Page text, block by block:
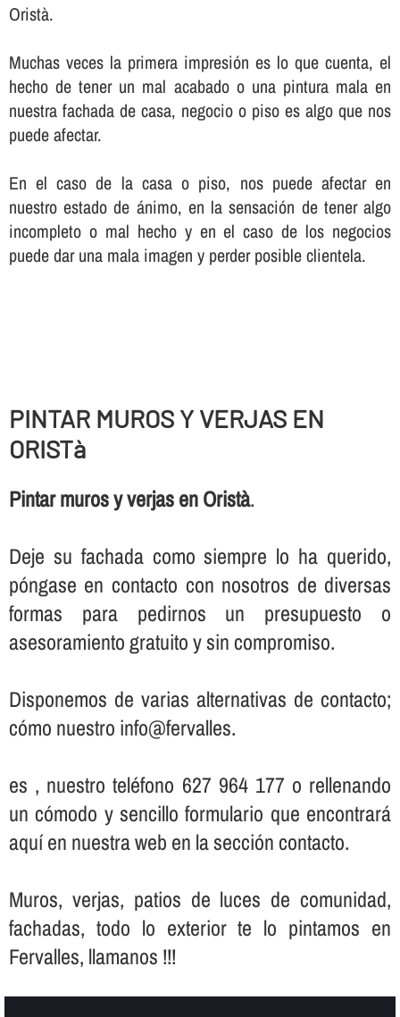
Oristà.
Muchas veces la primera impresión es lo que cuenta, el
hecho de tener un mal acabado o una pintura mala en
nuestra fachada de casa, negocio o piso es algo que nos
puede afectar.
En el caso de la casa o piso, nos puede afectar en
nuestro estado de ánimo, en la sensación de tener algo
incompleto o mal hecho y en el caso de los negocios
puede dar una mala imagen y perder posible clientela.
PINTAR MUROS Y VERJAS EN
ORISTà
Pintar muros y verjas en Oristà.
Deje su fachada como siempre lo ha querido,
póngase en contacto con nosotros de diversas
formas para pedirnos un presupuesto o
asesoramiento gratuito y sin compromiso.
Disponemos de varias alternativas de contacto;
cómo nuestro info@fervalles.
es , nuestro teléfono 627 964 177 o rellenando
un cómodo y sencillo formulario que encontrará
aquí­ en nuestra web en la sección contacto.
Muros, verjas, patios de luces de comunidad,
fachadas, todo lo exterior te lo pintamos en
Fervalles, llamanos !!!